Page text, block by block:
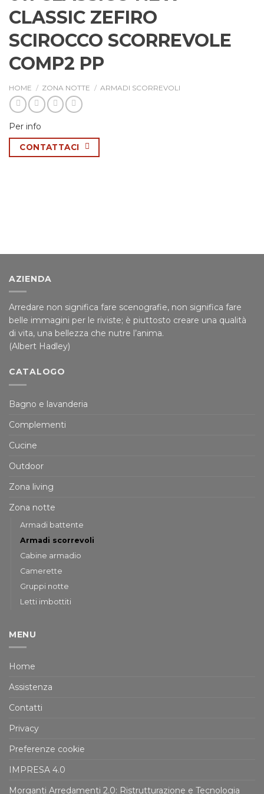
CLASSIC ZEFIRO
SCIROCCO SCORREVOLE
COMP2 PP
HOME / ZONA NOTTE / ARMADI SCORREVOLI
Per info
CONTATTACI
AZIENDA
Arredare non significa fare scenografie, non significa fare
belle immagini per le riviste; è piuttosto creare una qualità
di vita, una bellezza che nutre l’anima.
(Albert Hadley)
CATALOGO
Bagno e lavanderia
Complementi
Cucine
Outdoor
Zona living
Zona notte
Armadi battente
Armadi scorrevoli
Cabine armadio
Camerette
Gruppi notte
Letti imbottiti
MENU
Home
Assistenza
Contatti
Privacy
Preferenze cookie
IMPRESA 4.0
Morganti Arredamenti 2.0: Ristrutturazione e Tecnologia